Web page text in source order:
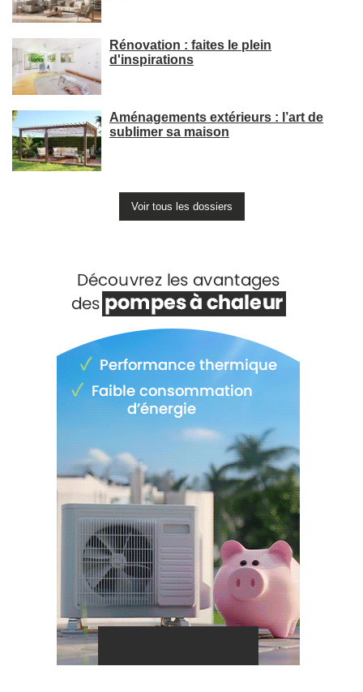
Rénovation : faites le plein
d'inspirations
Aménagements extérieurs : l’art de
sublimer sa maison
Voir tous les dossiers